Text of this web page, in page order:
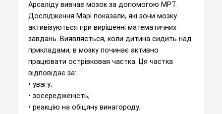
Арсаліду вивчає мозок за допомогою МРТ.
Дослідження Марі показали, які зони мозку
активізуються при вирішенні математичних
завдань. Виявляється, коли дитина сидить над
прикладами, в мозку починає активно
працювати острівковая частка. Ця частка
відповідає за:
• увагу;
• зосередженість;
• реакцію на обіцяну винагороду;